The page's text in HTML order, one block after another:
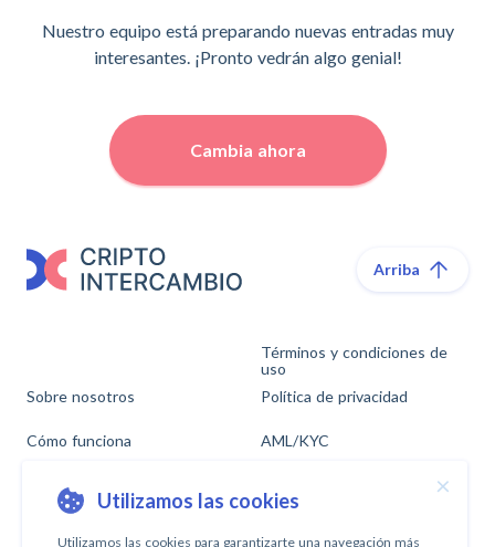
Nuestro equipo está preparando nuevas entradas muy
interesantes. ¡Pronto vedrán algo genial!
Cambia ahora
Sobre nosotros
Cómo funciona
Términos y condiciones de
uso
Política de privacidad
AML/KYC
For legal request
Arriba
×
Utilizamos las cookies
Utilizamos las cookies para garantizarte una navegación más